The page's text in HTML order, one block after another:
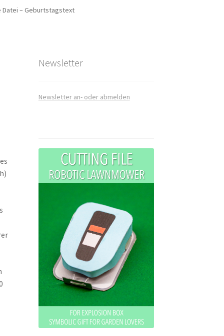
Datei – Geburtstagstext
Newsletter
Newsletter an- oder abmelden